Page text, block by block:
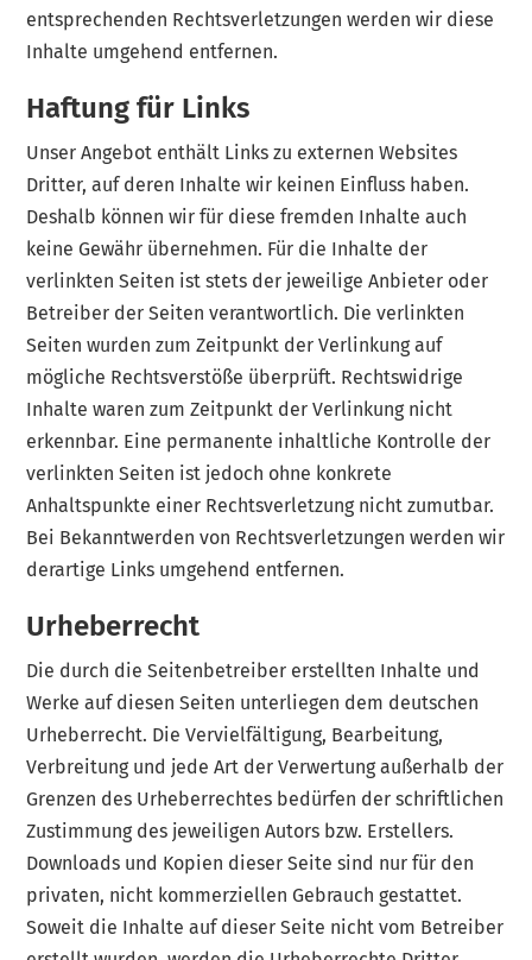
entsprechenden Rechtsverletzungen werden wir diese
Inhalte umgehend entfernen.
Haftung für Links
Unser Angebot enthält Links zu externen Websites
Dritter, auf deren Inhalte wir keinen Einfluss haben.
Deshalb können wir für diese fremden Inhalte auch
keine Gewähr übernehmen. Für die Inhalte der
verlinkten Seiten ist stets der jeweilige Anbieter oder
Betreiber der Seiten verantwortlich. Die verlinkten
Seiten wurden zum Zeitpunkt der Verlinkung auf
mögliche Rechtsverstöße überprüft. Rechtswidrige
Inhalte waren zum Zeitpunkt der Verlinkung nicht
erkennbar. Eine permanente inhaltliche Kontrolle der
verlinkten Seiten ist jedoch ohne konkrete
Anhaltspunkte einer Rechtsverletzung nicht zumutbar.
Bei Bekanntwerden von Rechtsverletzungen werden wir
derartige Links umgehend entfernen.
Urheberrecht
Die durch die Seitenbetreiber erstellten Inhalte und
Werke auf diesen Seiten unterliegen dem deutschen
Urheberrecht. Die Vervielfältigung, Bearbeitung,
Verbreitung und jede Art der Verwertung außerhalb der
Grenzen des Urheberrechtes bedürfen der schriftlichen
Zustimmung des jeweiligen Autors bzw. Erstellers.
Downloads und Kopien dieser Seite sind nur für den
privaten, nicht kommerziellen Gebrauch gestattet.
Soweit die Inhalte auf dieser Seite nicht vom Betreiber